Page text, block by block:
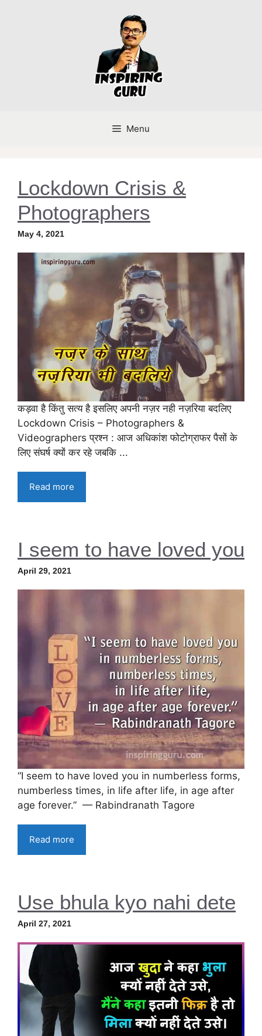
Menu
Lockdown Crisis &
Photographers
May 4, 2021
कड़वा है किंतु सत्य है इसलिए अपनी नज़र नही नज़रिया बदलिए
Lockdown Crisis – Photographers &
Videographers प्रश्न : आज अधिकांश फोटोग्राफर पैसों के
लिए संघर्ष क्यों कर रहे जबकि ...
Read more
I seem to have loved you
April 29, 2021
“I seem to have loved you in numberless forms,
numberless times, in life after life, in age after
age forever.” — Rabindranath Tagore
Read more
Use bhula kyo nahi dete
April 27, 2021